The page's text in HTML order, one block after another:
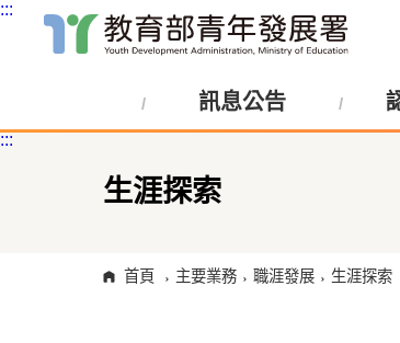
容
:::
訊息公告
:::
生涯探索
首頁 主要業務 職涯發展 生涯探索